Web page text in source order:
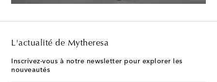
L'actualité de Mytheresa
Inscrivez-vous à notre newsletter pour explorer les
nouveautés